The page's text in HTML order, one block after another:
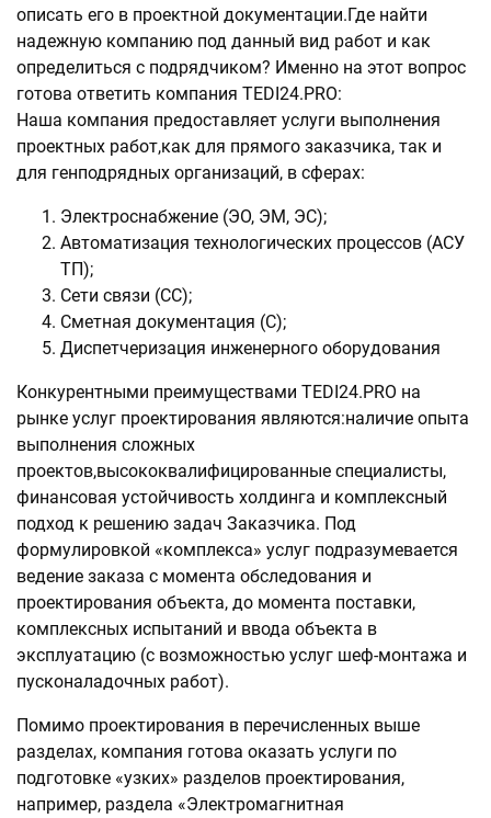
описать его в проектной документации.Где найти
надежную компанию под данный вид работ и как
определиться с подрядчиком? Именно на этот вопрос
готова ответить компания TEDI24.PRO:
Наша компания предоставляет услуги выполнения
проектных работ,как для прямого заказчика, так и
для генподрядных организаций, в сферах:
Электроснабжение (ЭО, ЭМ, ЭС);
Автоматизация технологических процессов (АСУ
ТП);
Сети связи (СС);
Сметная документация (С);
Диспетчеризация инженерного оборудования
Конкурентными преимуществами TEDI24.PRO на
рынке услуг проектирования являются:наличие опыта
выполнения сложных
проектов,высококвалифицированные специалисты,
финансовая устойчивость холдинга и комплексный
подход к решению задач Заказчика. Под
формулировкой «комплекса» услуг подразумевается
ведение заказа с момента обследования и
проектирования объекта, до момента поставки,
комплексных испытаний и ввода объекта в
эксплуатацию (с возможностью услуг шеф-монтажа и
пусконаладочных работ).
Помимо проектирования в перечисленных выше
разделах, компания готова оказать услуги по
подготовке «узких» разделов проектирования,
например, раздела «Электромагнитная